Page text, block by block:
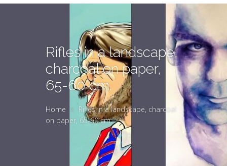
Rifles in a landscape,
charcoal on paper,
65-60 cm.
Home
Rifles in a landscape, charcoal
on paper, 65-60 cm.